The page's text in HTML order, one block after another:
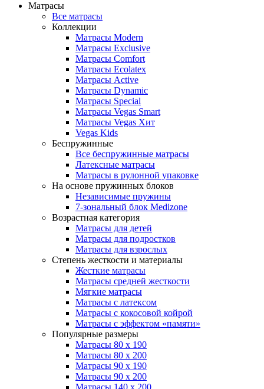
Матрасы
Все матрасы
Коллекции
Матрасы Modern
Матрасы Exclusive
Матрасы Comfort
Матрасы Ecolatex
Матрасы Active
Матрасы Dynamic
Матрасы Special
Матрасы Vegas Smart
Матрасы Vegas Хит
Vegas Kids
Беспружинные
Все беспружинные матрасы
Латексные матрасы
Матрасы в рулонной упаковке
На основе пружинных блоков
Независимые пружины
7-зональный блок Medizone
Возрастная категория
Матрасы для детей
Матрасы для подростков
Матрасы для взрослых
Степень жесткости и материалы
Жесткие матрасы
Матрасы средней жесткости
Мягкие матрасы
Матрасы с латексом
Матрасы с кокосовой койрой
Матрасы с эффектом «памяти»
Популярные размеры
Матрасы 80 x 190
Матрасы 80 x 200
Матрасы 90 x 190
Матрасы 90 x 200
Матрасы 140 x 200